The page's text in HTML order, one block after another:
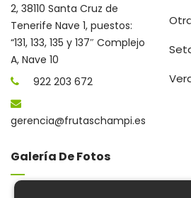
2, 38110 Santa Cruz de
Tenerife Nave 1, puestos:
“131, 133, 135 y 137″ Complejo
A, Nave 10
922 203 672
gerencia@frutaschampi.es
Galería De Fotos